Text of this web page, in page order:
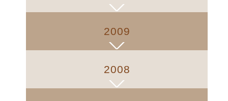
2009
2008